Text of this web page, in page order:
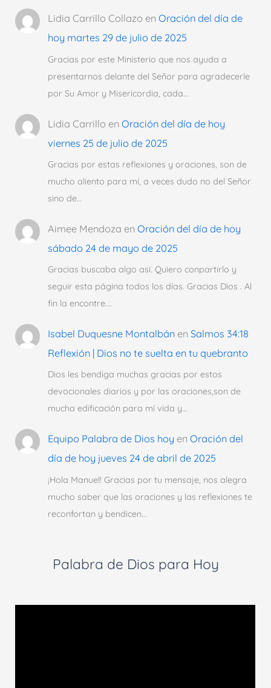
Lidia Carrillo Collazo en Oración del día de
hoy martes 29 de julio de 2025
Gracias por este Ministerio que nos ayuda a
presentarnos delante del Señor para agradecerle
por Su Amor y Misericordia, cada…
Lidia Carrillo en Oración del día de hoy
viernes 25 de julio de 2025
Gracias por estas reflexiones y oraciones, son de
mucho aliento para mí, a veces dudo no del Señor
sino de…
Aimee Mendoza en Oración del día de hoy
sábado 24 de mayo de 2025
Gracias buscaba algo así. Quiero conpartirlo y
seguir esta página todos los días. Gracias Dios . Al
fin la encontre.…
Isabel Duquesne Montalbánen Salmos 34:18
Reflexión | Dios no te suelta en tu quebranto
Dios les bendiga muchas gracias por estos
devocionales diarios y por las oraciones,son de
mucha edificación para mí vida y…
Equipo Palabra de Dios hoy en Oración del
día de hoy jueves 24 de abril de 2025
¡Hola Manuel! Gracias por tu mensaje, nos alegra
mucho saber que las oraciones y las reflexiones te
reconfortan y bendicen…
Palabra de Dios para Hoy